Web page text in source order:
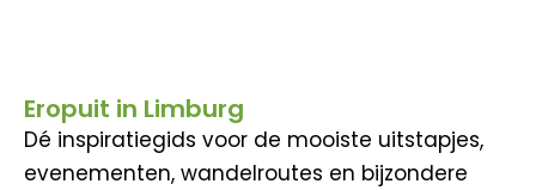
Eropuit in Limburg
Dé inspiratiegids voor de mooiste uitstapjes,
evenementen, wandelroutes en bijzondere